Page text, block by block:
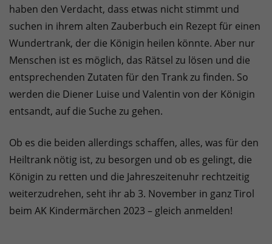
haben den Verdacht, dass etwas nicht stimmt und
suchen in ihrem alten Zauberbuch ein Rezept für einen
Wundertrank, der die Königin heilen könnte. Aber nur
Menschen ist es möglich, das Rätsel zu lösen und die
entsprechenden Zutaten für den Trank zu finden. So
werden die Diener Luise und Valentin von der Königin
entsandt, auf die Suche zu gehen.
Ob es die beiden allerdings schaffen, alles, was für den
Heiltrank nötig ist, zu besorgen und ob es gelingt, die
Königin zu retten und die Jahreszeitenuhr rechtzeitig
weiterzudrehen, seht ihr ab 3. November in ganz Tirol
beim AK Kindermärchen 2023 – gleich anmelden!